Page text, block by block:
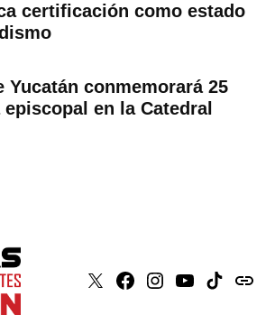
certificación como estado
Yucatán conmemorará 25
en la Catedral
X Faceboook
Instagram
YoutubeTiktokissuu